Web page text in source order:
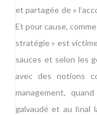
et partagée de «
Et pour cause,
stratégie » est
sauces et selon les
avec des notions
management,
galvaudé et au ﬁnal